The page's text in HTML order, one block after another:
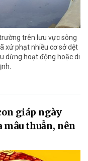
trên lưu vực sông
xử phạt nhiều cơ sở dệt
dừng hoạt động hoặc di
giáp ngày
mâu thuẫn, nên